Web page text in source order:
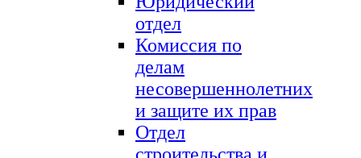
отдел
Комиссия по
делам
несовершеннолетних
и защите их прав
Отдел